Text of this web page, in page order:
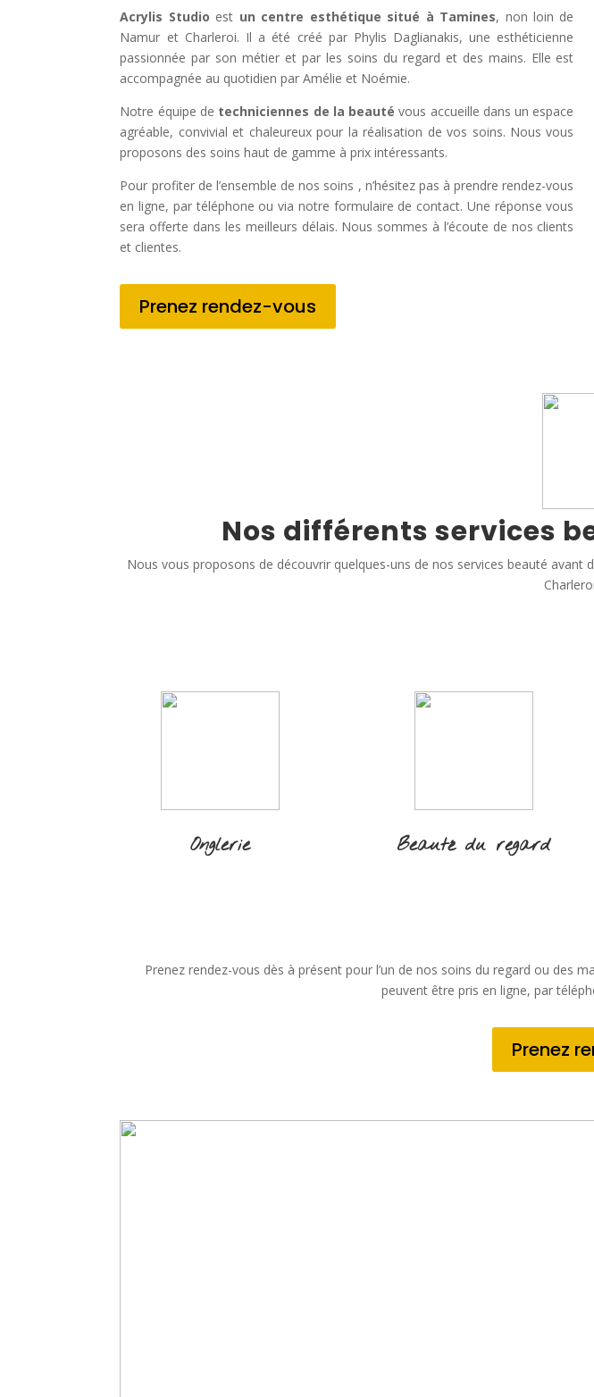
Acrylis Studio est un centre esthétique situé à Tamines, non loin de
Namur et Charleroi. Il a été créé par Phylis Daglianakis, une esthéticienne
passionnée par son métier et par les soins du regard et des mains. Elle est
accompagnée au quotidien par Amélie et Noémie.
Notre équipe de techniciennes de la beauté vous accueille dans un espace
agréable, convivial et chaleureux pour la réalisation de vos soins. Nous vous
proposons des soins haut de gamme à prix intéressants.
Pour profiter de l’ensemble de nos soins , n’hésitez pas à prendre rendez-vous
en ligne, par téléphone ou via notre formulaire de contact. Une réponse vous
sera offerte dans les meilleurs délais. Nous sommes à l’écoute de nos clients
et clientes.
Prenez rendez-vous
Nos différents services
Nous vous proposons de découvrir quelques-uns de nos services beauté avant
Onglerie Beauté du regard
Prenez rendez-vous dès à présent pour l’un de nos soins du regard ou des
peuvent être pris en ligne, par
Prenez